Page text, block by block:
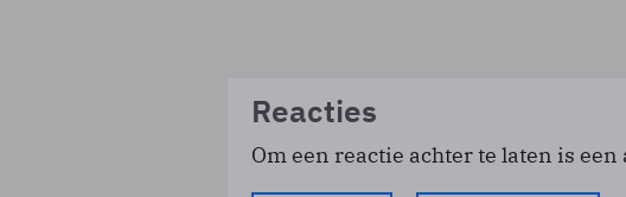
Reacties
Om een reactie achter te laten is